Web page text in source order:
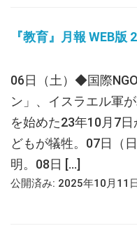
『教育』月報 WEB
06日（土）◆国際
ン」、イスラエル軍
を始めた23年10月7
どもが犠牲。07日（
明。08日 […]
公開済み: 2025年10月11日